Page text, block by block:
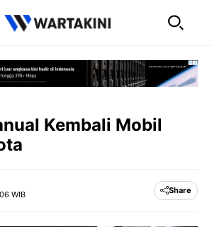
Kembali Mobil
WIB Share